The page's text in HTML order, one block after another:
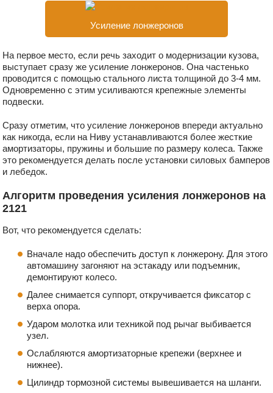
Усиление лонжеронов
На первое место, если речь заходит о модернизации кузова,
выступает сразу же усиление лонжеронов. Она частенько
проводится с помощью стального листа толщиной до 3-4 мм.
Одновременно с этим усиливаются крепежные элементы
подвески.
Сразу отметим, что усиление лонжеронов впереди актуально
как никогда, если на Ниву устанавливаются более жесткие
амортизаторы, пружины и большие по размеру колеса. Также
это рекомендуется делать после установки силовых бамперов
и лебедок.
Алгоритм проведения усиления лонжеронов на
2121
Вот, что рекомендуется сделать:
Вначале надо обеспечить доступ к лонжерону. Для этого
автомашину загоняют на эстакаду или подъемник,
демонтируют колесо.
Далее снимается суппорт, откручивается фиксатор с
верха опора.
Ударом молотка или техникой под рычаг выбивается
узел.
Ослабляются амортизаторные крепежи (верхнее и
нижнее).
Цилиндр тормозной системы вывешивается на шланги.